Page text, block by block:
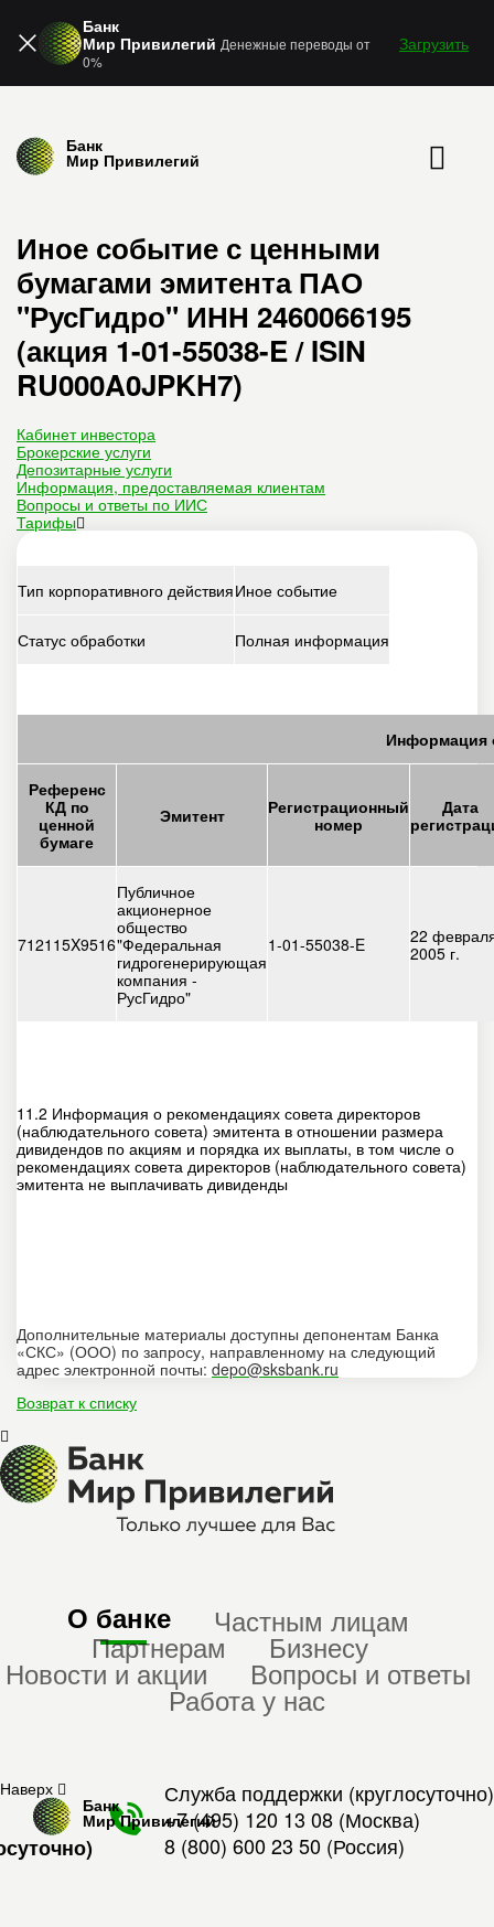
Банк
Мир Привилегий Денежные переводы от
0%
Загрузить
Банк
Мир Привилегий
Иное событие с ценными
бумагами эмитента ПАО
"РусГидро" ИНН 2460066195
(акция 1-01-55038-E / ISIN
RU000A0JPKH7)
Кабинет инвестора
Брокерские услуги
Депозитарные услуги
Информация, предоставляемая клиентам
Вопросы и ответы по ИИС
Тарифы
Тип корпоративного действияИное событие
Статус обработки Полная информация
Информация
Референс
КД по
ценной
бумаге
Эмитент
Регистрационный
номер
Дата
712115X9516
Публичное
акционерное
общество
"Федеральная
гидрогенерирующая
компания -
РусГидро"
1-01-55038-E
22
2005 г.
11.2 Информация о рекомендациях совета директоров
(наблюдательного совета) эмитента в отношении размера
дивидендов по акциям и порядка их выплаты, в том числе о
рекомендациях совета директоров (наблюдательного совета)
эмитента не выплачивать дивиденды
Дополнительные материалы доступны депонентам Банка
«СКС» (ООО) по запросу, направленному на следующий
адрес электронной почты: depo@sksbank.ru
Возврат к списку
О банке Частным лицам
Партнерам Бизнесу
Новости и акции Вопросы и ответы
Работа у нас
Служба поддержки (круглосуточно)
+7 (495) 120 13 08 (Москва)
8 (800) 600 23 50 (Россия)
Наверх
Банк
Мир Привилегий